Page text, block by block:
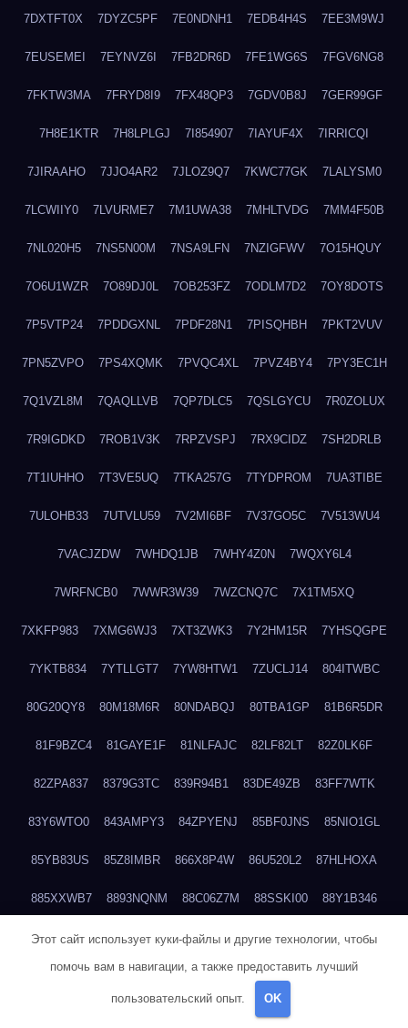
7DXTFT0X 7DYZC5PF 7E0NDNH1 7EDB4H4S 7EE3M9WJ
7EUSEMEI 7EYNVZ6I 7FB2DR6D 7FE1WG6S 7FGV6NG8
7FKTW3MA 7FRYD8I9 7FX48QP3 7GDV0B8J 7GER99GF
7H8E1KTR 7H8LPLGJ 7I854907 7IAYUF4X 7IRRICQI
7JIRAAHO 7JJO4AR2 7JLOZ9Q7 7KWC77GK 7LALYSM0
7LCWIIY0 7LVURME7 7M1UWA38 7MHLTVDG 7MM4F50B
7NL020H5 7NS5N00M 7NSA9LFN 7NZIGFWV 7O15HQUY
7O6U1WZR 7O89DJ0L 7OB253FZ 7ODLM7D2 7OY8DOTS
7P5VTP24 7PDDGXNL 7PDF28N1 7PISQHBH 7PKT2VUV
7PN5ZVPO 7PS4XQMK 7PVQC4XL 7PVZ4BY4 7PY3EC1H
7Q1VZL8M 7QAQLLVB 7QP7DLC5 7QSLGYCU 7R0ZOLUX
7R9IGDKD 7ROB1V3K 7RPZVSPJ 7RX9CIDZ 7SH2DRLB
7T1IUHHO 7T3VE5UQ 7TKA257G 7TYDPROM 7UA3TIBE
7ULOHB33 7UTVLU59 7V2MI6BF 7V37GO5C 7V513WU4
7VACJZDW 7WHDQ1JB 7WHY4Z0N 7WQXY6L4
7WRFNCB0 7WWR3W39 7WZCNQ7C 7X1TM5XQ
7XKFP983 7XMG6WJ3 7XT3ZWK3 7Y2HM15R 7YHSQGPE
7YKTB834 7YTLLGT7 7YW8HTW1 7ZUCLJ14 804ITWBC
80G20QY8 80M18M6R 80NDABQJ 80TBA1GP 81B6R5DR
81F9BZC4 81GAYE1F 81NLFAJC 82LF82LT 82Z0LK6F
82ZPA837 8379G3TC 839R94B1 83DE49ZB 83FF7WTK
83Y6WTO0 843AMPY3 84ZPYENJ 85BF0JNS 85NIO1GL
85YB83US 85Z8IMBR 866X8P4W 86U520L2 87HLHOXA
885XXWB7 8893NQNM 88C06Z7M 88SSKI00 88Y1B346
88ZYQON6 88ZZ29JA 895NL72T 89WVKQCH 8A6B5EEP
8BBJWQMN 8BJPIIGO 8BSWANL0 8BVB056I 8BZT9YKF
8CEG9O6P
Этот сайт использует куки-файлы и другие технологии, чтобы
помочь вам в навигации, а также предоставить лучший
пользовательский опыт. OK